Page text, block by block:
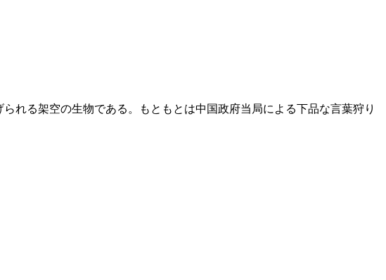
れる架空の生物である。もともとは中国政府当局による下品な言葉狩り